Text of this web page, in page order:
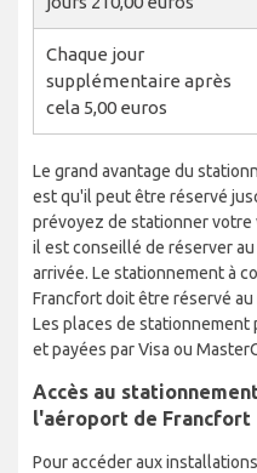
Chaque jour
supplémentaire après
cela 5,00 euros
Le grand avantage du
est qu'il peut être réservé
prévoyez de stationner votre
il est conseillé de réserver
arrivée. Le stationnement à
Francfort doit être réservé
Les places de
et payées par Visa ou
Accès au
l'aéroport de Francfort
Pour accéder aux